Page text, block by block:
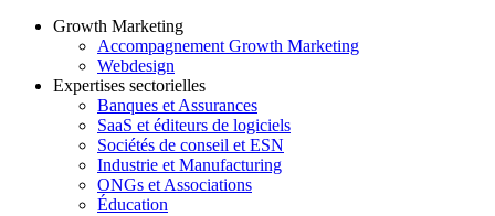
Growth Marketing
Accompagnement Growth Marketing
Webdesign
Expertises sectorielles
Banques et Assurances
SaaS et éditeurs de logiciels
Sociétés de conseil et ESN
Industrie et Manufacturing
ONGs et Associations
Éducation